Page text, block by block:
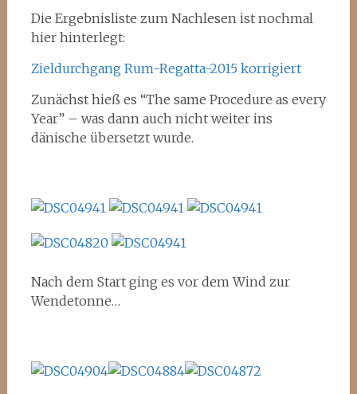
Die Ergebnisliste zum Nachlesen ist nochmal
hier hinterlegt:
Zieldurchgang Rum-Regatta-2015 korrigiert
Zunächst hieß es “The same Procedure as every
Year” – was dann auch nicht weiter ins
dänische übersetzt wurde.
Nach dem Start ging es vor dem Wind zur
Wendetonne…